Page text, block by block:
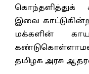
கொந்தளித்துக்
இவை
மக்களின்
கண்டுகொள்ளாமல்
தமிழக அரசு